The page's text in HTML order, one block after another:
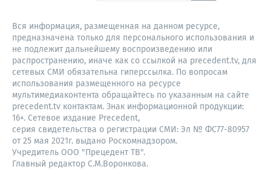
Вся информация, размещенная на данном ресурсе,
предназначена только для персонального использования и
не подлежит дальнейшему воспроизведению или
распространению, иначе как со ссылкой на precedent.tv, для
сетевых СМИ обязательна гиперссылка. По вопросам
использования размещенного на ресурсе
мультимедиаконтента обращайтесь по указанным на сайте
precedent.tv контактам. Знак информационной продукции:
16+. Сетевое издание Precedent,
серия свидетельства о регистрации СМИ: Эл № ФС77-80957
от 25 мая 2021г. выдано Роскомнадзором.
Учредитель ООО "Прецедент ТВ".
Главный редактор С.М.Воронкова.